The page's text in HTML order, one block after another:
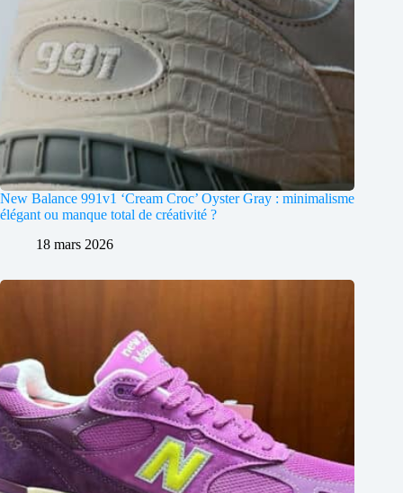
New Balance 991v1 ‘Cream Croc’ Oyster Gray : minimalisme
élégant ou manque total de créativité ?
18 mars 2026